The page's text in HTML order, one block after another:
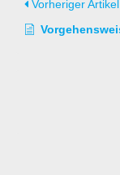
Vorheriger Artikel